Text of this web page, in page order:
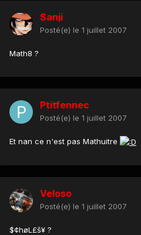
Sanji
Posté(e) le 1 juillet 2007
Math8 ?
Ptitfennec
Posté(e) le 1 juillet 2007
Et nan ce n'est pas Mathuitre
Veloso
Posté(e) le 1 juillet 2007
$¢høL£š¥ ?